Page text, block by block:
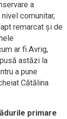
a
comunitar,
remarcat și de
ar fi Avrig,
astăzi la
a pune
Cătălina
primare